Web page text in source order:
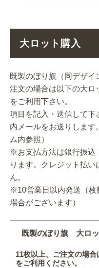
大ロット購入
既製のぼり旗（同デザ
注文の場合は以下の大ロ
をご利用下さい。
項目を記入・送信して下
内メールをお送りします
ム内参照）
※お支払方法は銀行振込
ります。クレジット払い
ん。
※10営業日以内発送（枚
場合がございます）